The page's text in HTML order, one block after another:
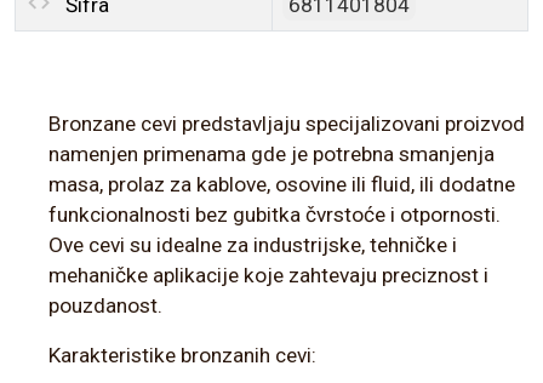
Šifra 6811401804
Bronzane cevi predstavljaju specijalizovani proizvod
namenjen primenama gde je potrebna smanjenja
masa, prolaz za kablove, osovine ili fluid, ili dodatne
funkcionalnosti bez gubitka čvrstoće i otpornosti.
Ove cevi su idealne za industrijske, tehničke i
mehaničke aplikacije koje zahtevaju preciznost i
pouzdanost.
Karakteristike bronzanih cevi: